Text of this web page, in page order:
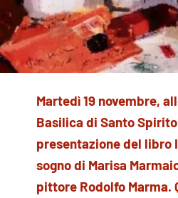
Martedì 19 novembre,
Basilica di Santo
presentazione del libro
sogno di Marisa
pittore Rodolfo Marma.